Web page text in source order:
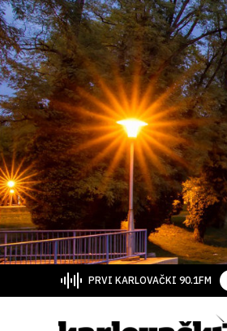
PRVI KARLOVAČKI 90.1FM